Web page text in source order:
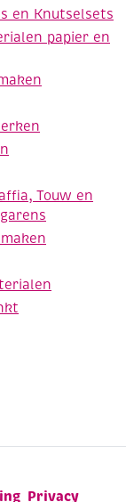
en Knutselsets
papier en
Touw en
Privacy